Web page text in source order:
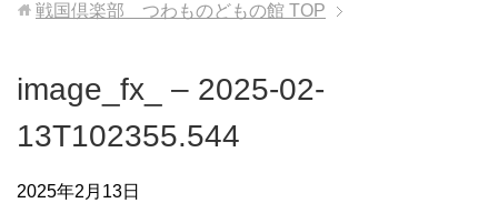
戦国倶楽部 つわものどもの館 TOP
image_fx_ – 2025-02-
13T102355.544
2025年2月13日